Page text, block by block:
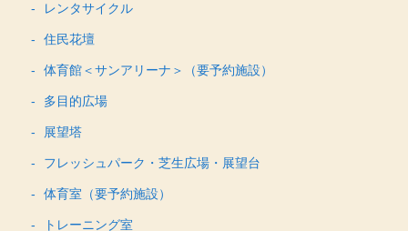
レンタサイクル
住民花壇
体育館＜サンアリーナ＞（要予約施設）
多目的広場
展望塔
フレッシュパーク・芝生広場・展望台
体育室（要予約施設）
トレーニング室